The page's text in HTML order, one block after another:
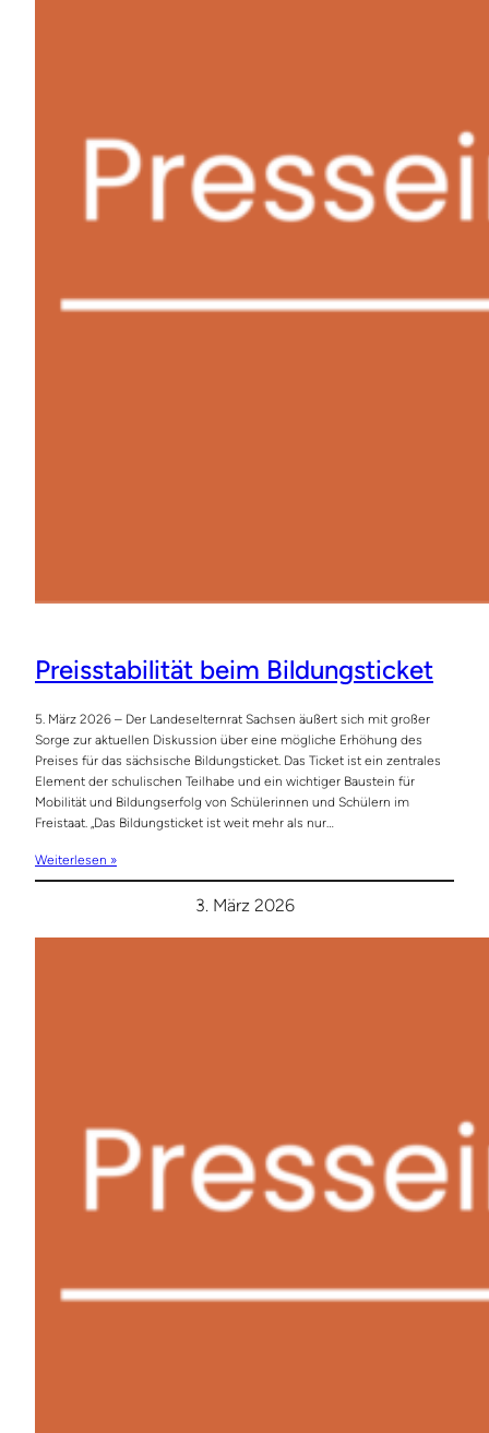
Preisstabilität beim Bildungsticket
5. März 2026 – Der Landeselternrat Sachsen äußert sich mit großer
Sorge zur aktuellen Diskussion über eine mögliche Erhöhung des
Preises für das sächsische Bildungsticket. Das Ticket ist ein zentrales
Element der schulischen Teilhabe und ein wichtiger Baustein für
Mobilität und Bildungserfolg von Schülerinnen und Schülern im
Freistaat. „Das Bildungsticket ist weit mehr als nur…
Weiterlesen »
3. März 2026